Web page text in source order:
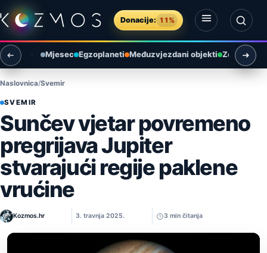
Preskoči na sadržaj
Donacije: 11%
Otvori izbornik
Otvori pretragu
Mjesec Egzoplaneti Međuzvjezdani objekti Zemlja i
Naslovnica Svemir
SVEMIR
Sunčev vjetar povremeno
pregrijava Jupiter
stvarajući regije paklene
vrućine
Kozmos.hr 3. travnja 2025. 3 min čitanja